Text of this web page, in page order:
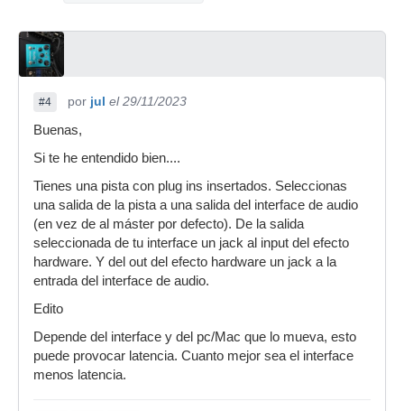
#4 por jul el 29/11/2023
Buenas,
Si te he entendido bien....
Tienes una pista con plug ins insertados. Seleccionas
una salida de la pista a una salida del interface de audio
(en vez de al máster por defecto). De la salida
seleccionada de tu interface un jack al input del efecto
hardware. Y del out del efecto hardware un jack a la
entrada del interface de audio.
Edito
Depende del interface y del pc/Mac que lo mueva, esto
puede provocar latencia. Cuanto mejor sea el interface
menos latencia.